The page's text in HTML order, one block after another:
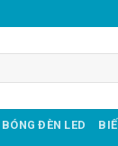
BÓNG ĐÈN LED